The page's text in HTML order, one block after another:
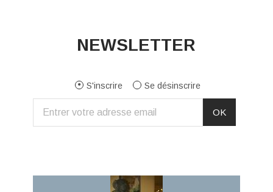
NEWSLETTER
S'inscrire Se désinscrire